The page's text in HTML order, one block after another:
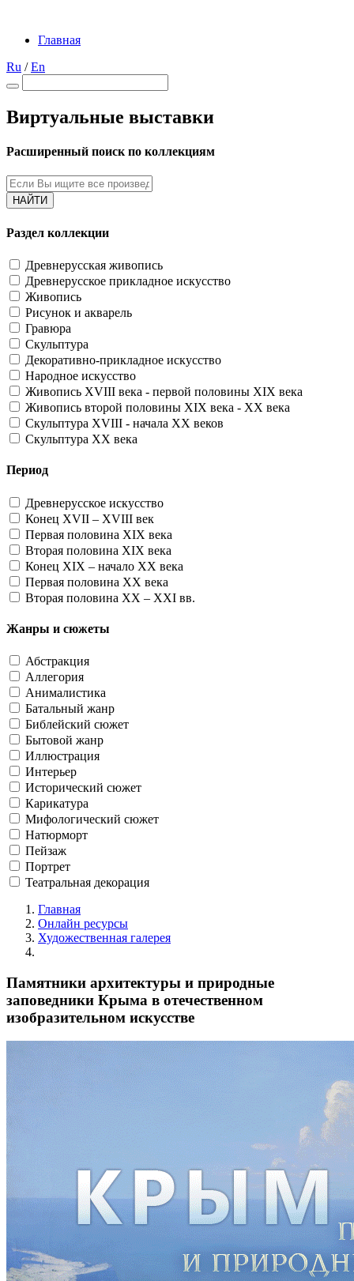
Главная
Ru /En
Виртуальные выставки
Расширенный поиск по коллекциям
НАЙТИ
Раздел коллекции
Древнерусская живопись
Древнерусское прикладное искусство
Живопись
Рисунок и акварель
Гравюра
Скульптура
Декоративно-прикладное искусство
Народное искусство
Живопись XVIII века - первой половины XIX века
Живопись второй половины XIX века - XX века
Скульптура XVIII - начала XX веков
Скульптура XX века
Период
Древнерусское искусство
Конец XVII – XVIII век
Первая половина XIX века
Вторая половина XIX века
Конец XIX – начало XX века
Первая половина XX века
Вторая половина XX – XXI вв.
Жанры и сюжеты
Абстракция
Аллегория
Анималистика
Батальный жанр
Библейский сюжет
Бытовой жанр
Иллюстрация
Интерьер
Исторический сюжет
Карикатура
Мифологический сюжет
Натюрморт
Пейзаж
Портрет
Театральная декорация
Главная
Онлайн ресурсы
Художественная галерея
Памятники архитектуры и природные
заповедники Крыма в отечественном
изобразительном искусстве